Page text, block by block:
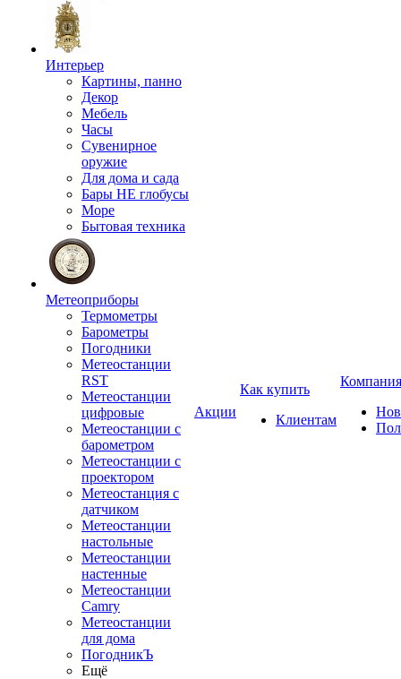
Интерьер
Картины, панно
Декор
Мебель
Часы
Сувенирное
оружие
Для дома и сада
Бары НЕ глобусы
Море
Бытовая техника
Метеоприборы
Термометры
Барометры
Погодники
Метеостанции
RST
Метеостанции
цифровые
Метеостанции с
барометром
Метеостанции с
проектором
Метеостанция с
датчиком
Метеостанции
настольные
Метеостанции
настенные
Метеостанции
Camry
Метеостанции
для дома
ПогодникЪ
Ещё
Акции
Как купить
Клиентам
Компания